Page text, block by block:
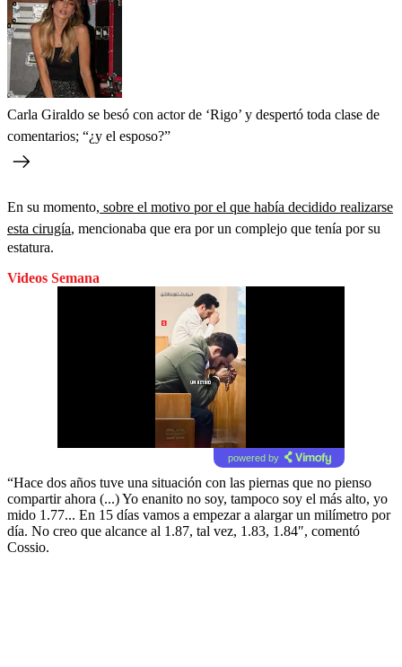
Carla Giraldo se besó con actor de ‘Rigo’ y despertó toda clase de
comentarios; “¿y el esposo?”
En su momento, sobre el motivo por el que había decidido realizarse
esta cirugía, mencionaba que era por un complejo que tenía por su
estatura.
Videos Semana
powered by
“Hace dos años tuve una situación con las piernas que no pienso
compartir ahora (...) Yo enanito no soy, tampoco soy el más alto, yo
mido 1.77... En 15 días vamos a empezar a alargar un milímetro por
día. No creo que alcance al 1.87, tal vez, 1.83, 1.84″, comentó
Cossio.